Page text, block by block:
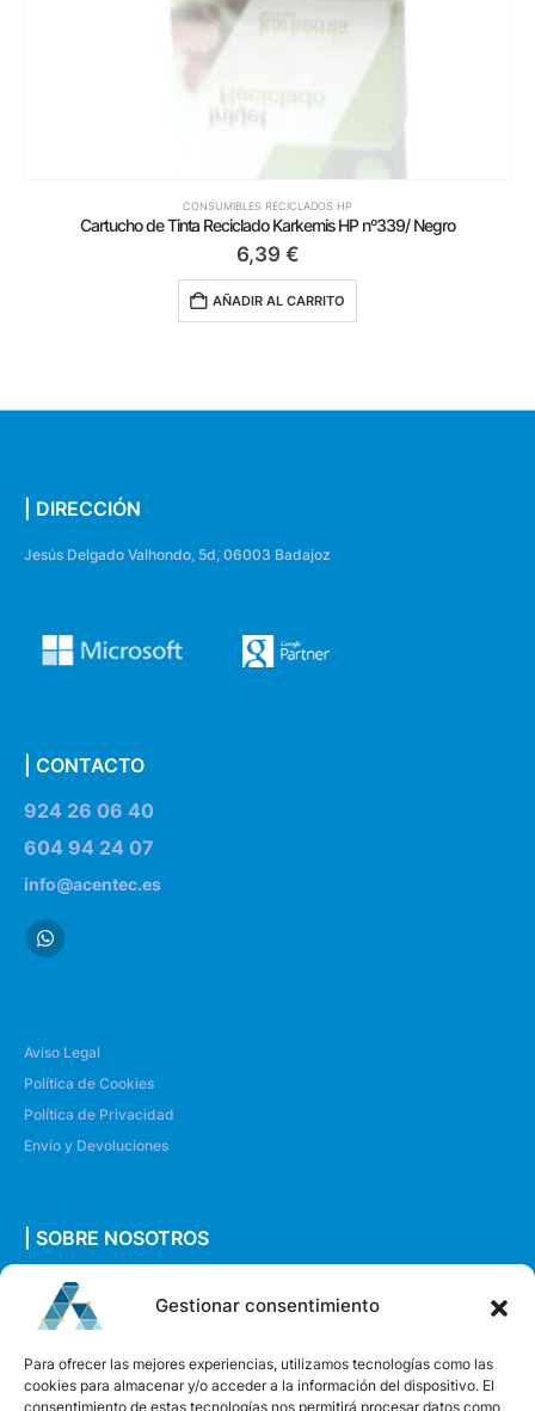
Gestionar consentimiento
Para ofrecer las mejores experiencias, utilizamos tecnologías como las
cookies para almacenar y/o acceder a la información del dispositivo. El
consentimiento de estas tecnologías nos permitirá procesar datos como
CONSUMIBLES RECICLADOS HP
Cartucho de Tinta Reciclado Karkemis HP nº339/ Negro
6,39 €
AÑADIR AL CARRITO
| DIRECCIÓN
Jesús Delgado Valhondo, 5d, 06003 Badajoz
| CONTACTO
924 26 06 40
604 94 24 07
info@acentec.es
Aviso Legal
Política de Cookies
Política de Privacidad
Envío y Devoluciones
| SOBRE NOSOTROS
Quiénes somos
Envíanos un mensaje